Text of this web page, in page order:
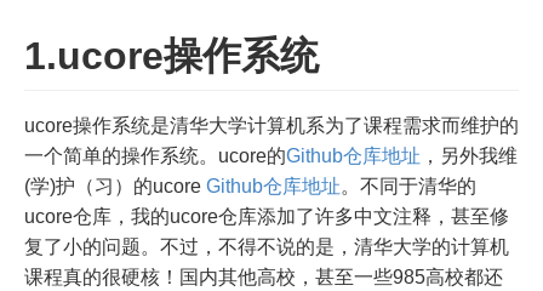
1.ucore操作系统
ucore操作系统是清华大学计算机系为了课程需求而维护的
一个简单的操作系统。ucore的Github仓库地址 ，另外我维
(学)护（习）的ucore Github仓库地址。不同于清华的
ucore仓库，我的ucore仓库添加了许多中文注释，甚至修
复了小的问题。不过，不得不说的是，清华大学的计算机
课程真的很硬核！国内其他高校，甚至一些985高校都还